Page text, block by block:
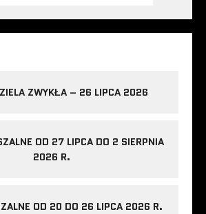
ZWYKŁA – 26 LIPCA 2026
OD 27 LIPCA DO 2 SIERPNIA
2026 R.
OD 20 DO 26 LIPCA 2026 R.